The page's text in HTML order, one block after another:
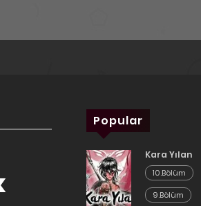
Popular
Kara Yılan
10.Bölüm
9.Bölüm